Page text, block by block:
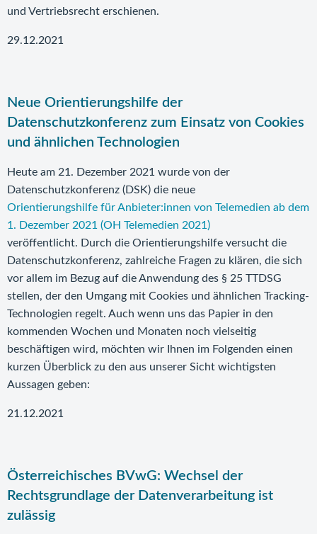
und Vertriebsrecht erschienen.
29.12.2021
Neue Orientierungshilfe der
Datenschutzkonferenz zum Einsatz von Cookies
und ähnlichen Technologien
Heute am 21. Dezember 2021 wurde von der
Datenschutzkonferenz (DSK) die neue
Orientierungshilfe für Anbieter:innen von Telemedien ab dem
1. Dezember 2021 (OH Telemedien 2021)
veröffentlicht. Durch die Orientierungshilfe versucht die
Datenschutzkonferenz, zahlreiche Fragen zu klären, die sich
vor allem im Bezug auf die Anwendung des § 25 TTDSG
stellen, der den Umgang mit Cookies und ähnlichen Tracking-
Technologien regelt. Auch wenn uns das Papier in den
kommenden Wochen und Monaten noch vielseitig
beschäftigen wird, möchten wir Ihnen im Folgenden einen
kurzen Überblick zu den aus unserer Sicht wichtigsten
Aussagen geben:
21.12.2021
Österreichisches BVwG: Wechsel der
Rechtsgrundlage der Datenverarbeitung ist
zulässig